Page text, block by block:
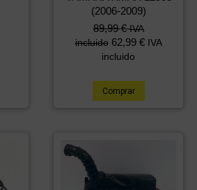
(2006-2009)
89,99€ IVA
incluido 62,99 € IVA
incluido
Comprar